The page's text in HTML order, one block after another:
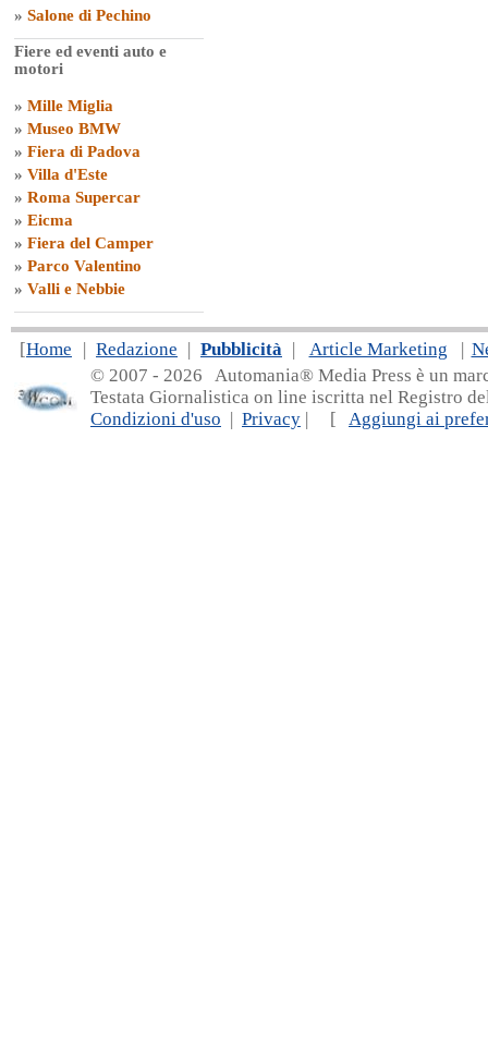
» Salone di Pechino
Fiere ed eventi auto e
motori
» Mille Miglia
» Museo BMW
» Fiera di Padova
» Villa d'Este
» Roma Supercar
» Eicma
» Fiera del Camper
» Parco Valentino
» Valli e Nebbie
[Home | Redazione | Pubblicità | Article Marketing |
© 2007 - 2026 Automania® Media Press è un
Testata Giornalistica on line iscritta nel Registro
Condizioni d'uso | Privacy | [ Aggiungi ai